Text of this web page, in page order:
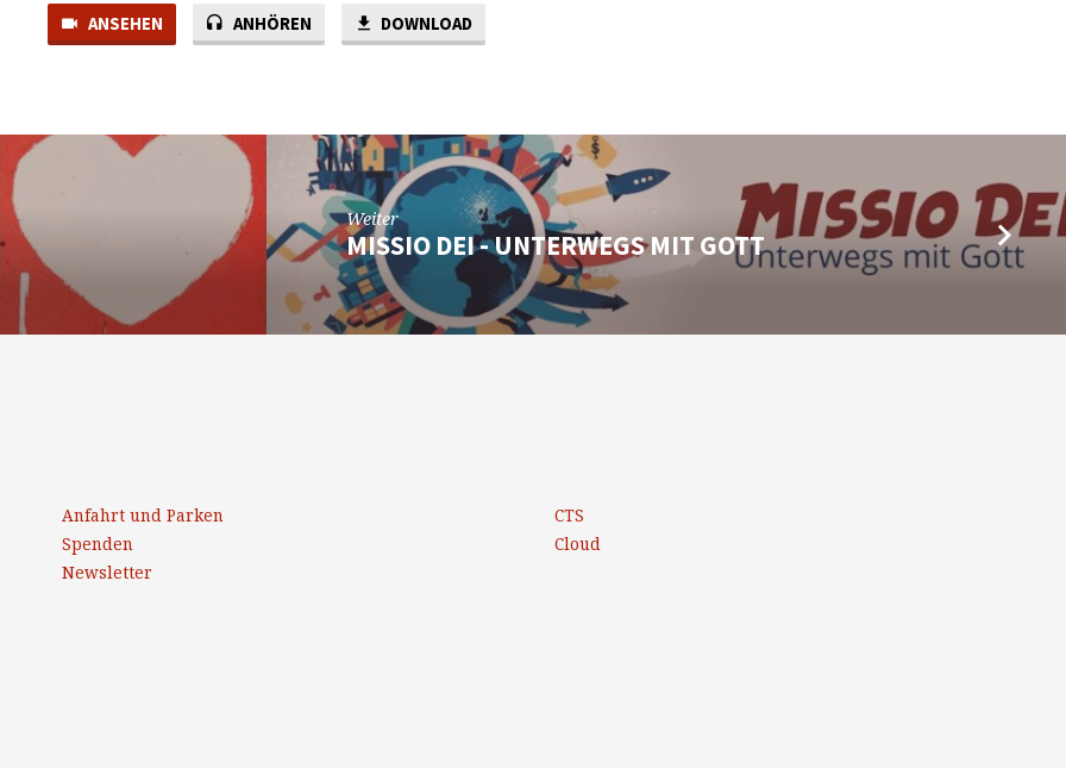
ANSEHEN ANHÖREN DOWNLOAD
Weiter
MISSIO DEI - UNTERWEGS MIT GOTT
Anfahrt und Parken
Spenden
Newsletter
CTS
Cloud